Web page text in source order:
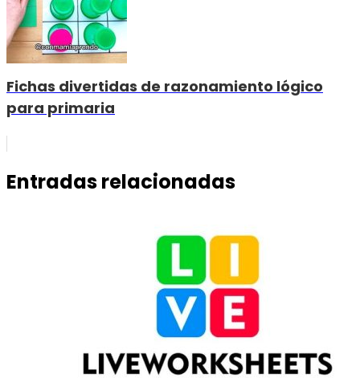
Fichas divertidas de razonamiento lógico
para primaria
Entradas relacionadas